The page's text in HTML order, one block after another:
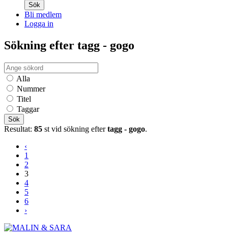
Sök
Bli medlem
Logga in
Sökning efter tagg - gogo
Alla
Nummer
Titel
Taggar
Sök
Resultat: 85 st vid sökning eftertagg - gogo.
‹
1
2
3
4
5
6
›